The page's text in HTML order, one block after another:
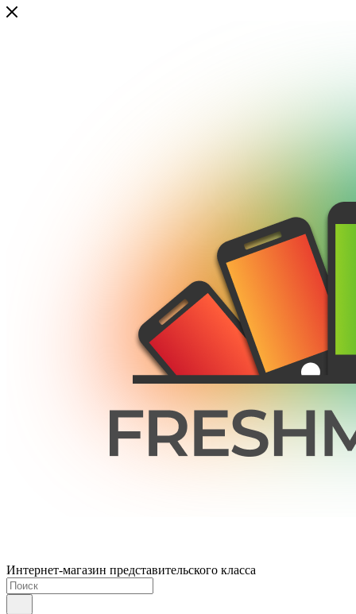
Интернет-магазин представительского класса